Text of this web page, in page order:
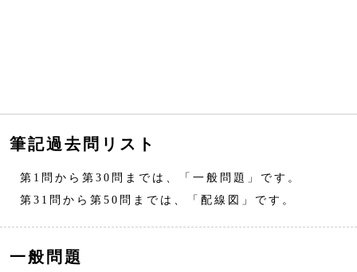
筆記過去問リスト
第1問から第30問までは、「一般問題」です。
第31問から第50問までは、「配線図」です。
一般問題